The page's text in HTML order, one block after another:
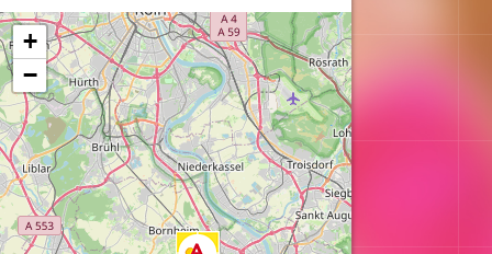
Karte wird geladen...
+
−